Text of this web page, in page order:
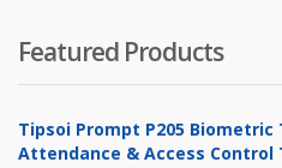
was:
৳ 4,800.00.
is:
৳ 4,500.00.
Featured Products
Tipsoi Prompt P205 Biometric
Attendance & Access Control